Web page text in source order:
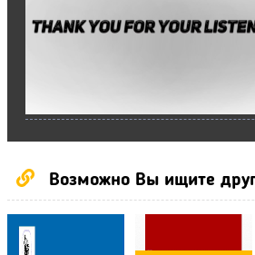
Возможно Вы ищите